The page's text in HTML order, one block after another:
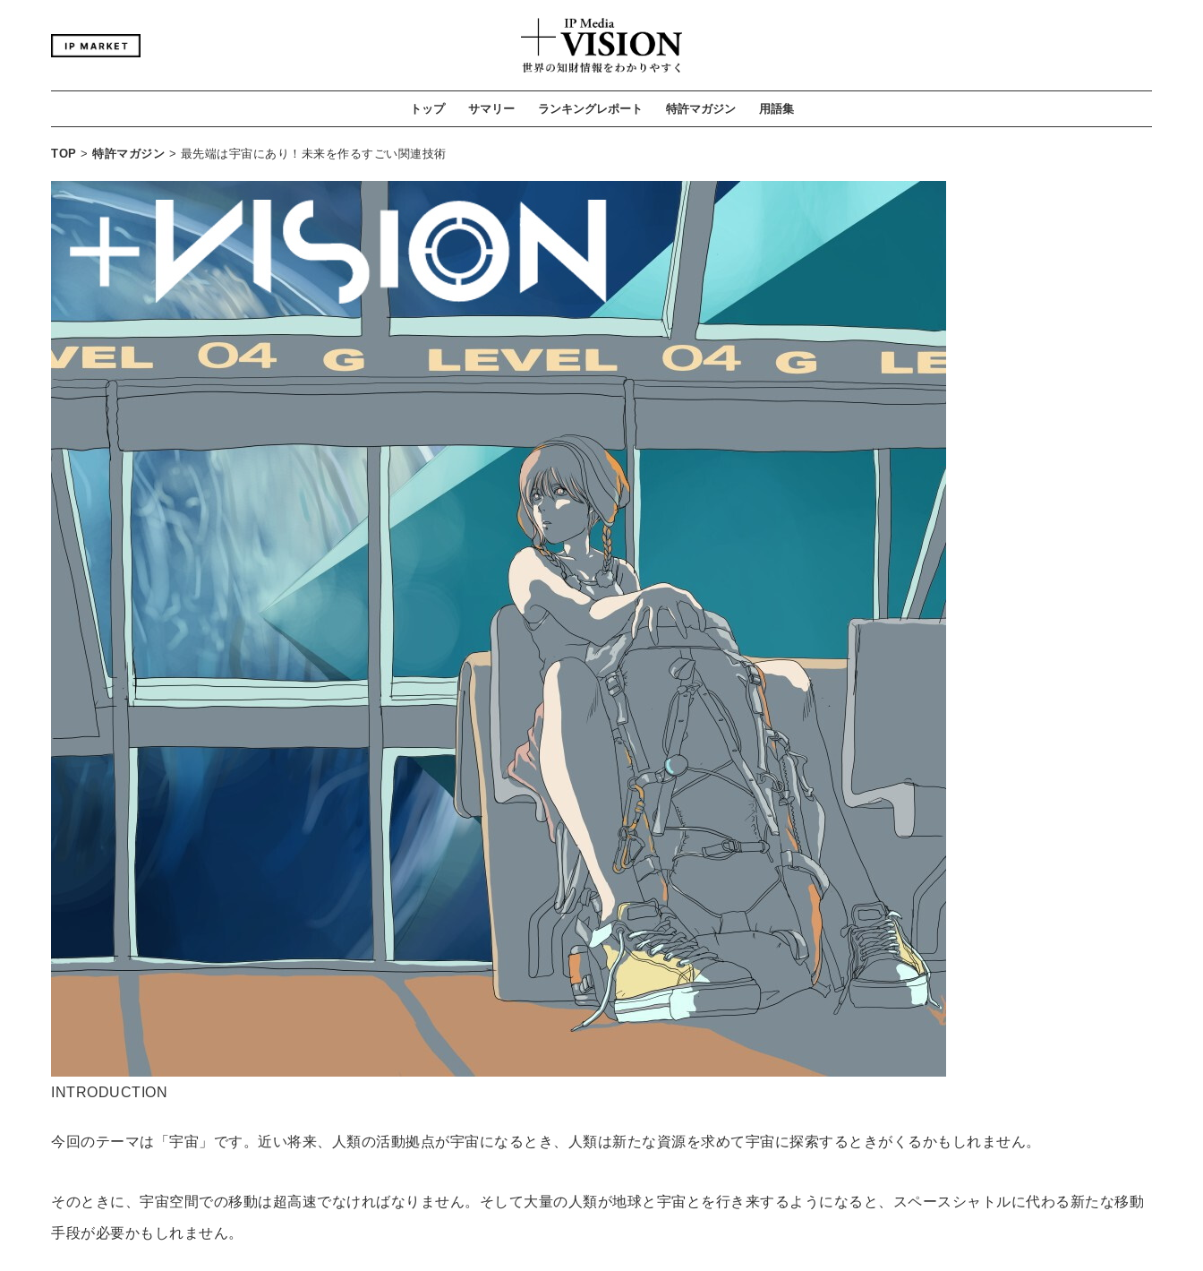
トップ サマリー ランキングレポート 特許マガジン 用語集
TOP > 特許マガジン > 最先端は宇宙にあり！未来を作るすごい関連技術
INTRODUCTION
今回のテーマは「宇宙」です。近い将来、人類の活動拠点が宇宙になるとき、人類は新たな資源を求めて宇宙に探索するときがくるかもしれません。
そのときに、宇宙空間での移動は超高速でなければなりません。そして大量の人類が地球と宇宙とを行き来するようになると、スペースシャトルに代わる新たな移動
手段が必要かもしれません。